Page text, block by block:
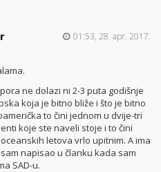
01:53, 28. apr. 2017.
ne dolazi ni 2-3 puta godišnje
koja je bitno bliže i što je bitno
to čini jednom u dvije-tri
koje ste naveli stoje i to čini
letova vrlo upitnim. A ima
napisao u članku kada sam
SAD-u.